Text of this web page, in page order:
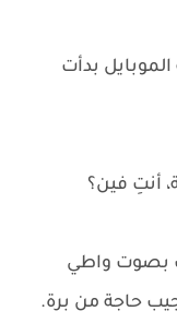
بدأت
أنتِ فين؟
بصوت واطي
حاجة من برة.